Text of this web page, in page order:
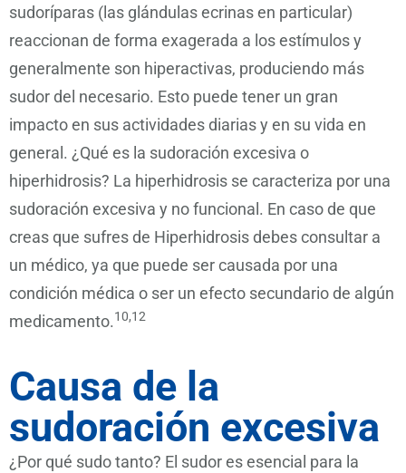
sudoríparas (las glándulas ecrinas en particular)
reaccionan de forma exagerada a los estímulos y
generalmente son hiperactivas, produciendo más
sudor del necesario. Esto puede tener un gran
impacto en sus actividades diarias y en su vida en
general. ¿Qué es la sudoración excesiva o
hiperhidrosis? La hiperhidrosis se caracteriza por una
sudoración excesiva y no funcional. En caso de que
creas que sufres de Hiperhidrosis debes consultar a
un médico, ya que puede ser causada por una
condición médica o ser un efecto secundario de algún
medicamento.10,12
Causa de la
sudoración excesiva
¿Por qué sudo tanto? El sudor es esencial para la